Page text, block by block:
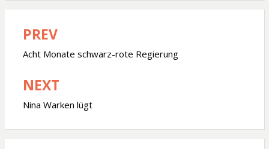
Beitragsnavigation
PREV
Acht Monate schwarz-rote Regierung
NEXT
Nina Warken lügt